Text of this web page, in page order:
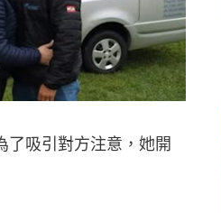
了吸引對方注意，她開